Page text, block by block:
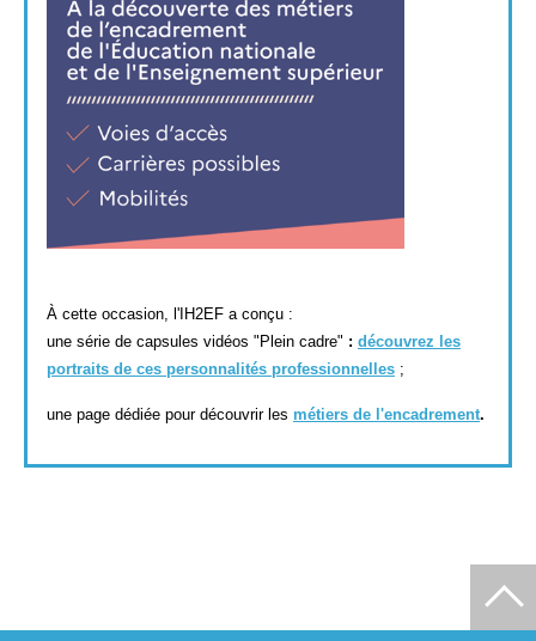
À cette occasion, l'IH2EF a conçu :
une série de capsules vidéos "Plein cadre" : découvrez les
portraits de ces personnalités professionnelles ;
une page dédiée pour découvrir les métiers de l'encadrement.